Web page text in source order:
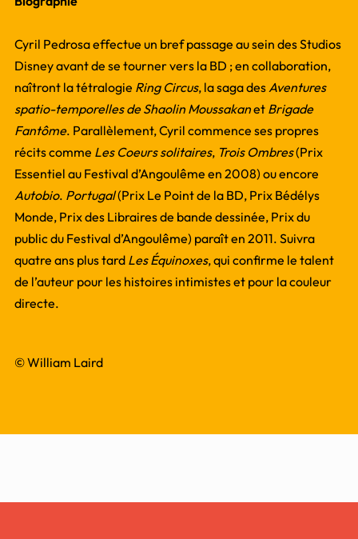
Cyril Pedrosa effectue un bref passage au sein des Studios
Disney avant de se tourner vers la BD ; en collaboration,
naîtront la tétralogie Ring Circus, la saga desAventures
spatio-temporelles de Shaolin Moussakanet Brigade
Fantôme. Parallèlement, Cyril commence ses propres
récits comme Les Coeurs solitaires, Trois Ombres(Prix
Essentiel au Festival d’Angoulême en 2008) ou encore
Autobio. Portugal(Prix Le Point de la BD, Prix Bédélys
Monde, Prix des Libraires de bande dessinée, Prix du
public du Festival d’Angoulême) paraît en 2011. Suivra
quatre ans plus tard Les Équinoxes, qui confirme le talent
de l’auteur pour les histoires intimistes et pour la couleur
directe.
© William Laird